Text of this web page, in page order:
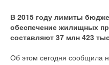
В 2015 году лимиты
обеспечение жилищных
составляют 37 млн 423
Об этом сегодня сообщила